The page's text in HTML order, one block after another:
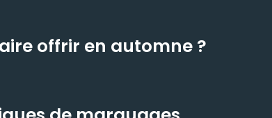
offrir en automne ?